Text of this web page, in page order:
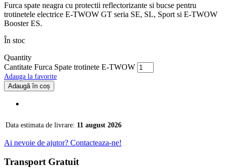
Furca spate neagra cu protectii reflectorizante si bucse pentru
trotinetele electrice E-TWOW GT seria SE, SL, Sport si E-TWOW
Booster ES.
În stoc
Quantity
Cantitate Furca Spate trotinete E-TWOW
Adauga la favorite
Adaugă în coș
Data estimata de livrare: 11 august 2026
Ai nevoie de ajutor? Contacteaza-ne!
Transport Gratuit